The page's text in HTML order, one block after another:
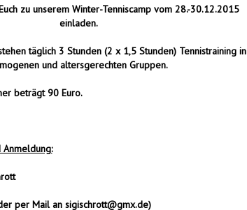
zu unserem Winter-Tenniscamp vom 28.-30.12.2015
einladen.
täglich 3 Stunden (2 x 1,5 Stunden) Tennistraining in
und altersgerechten Gruppen.
beträgt 90 Euro.
per Mail an sigischrott@gmx.de)